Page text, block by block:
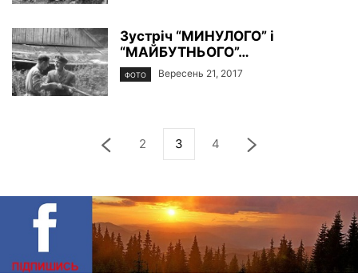
Зустріч “МИНУЛОГО” і
“МАЙБУТНЬОГО”…
ФОТО Вересень 21, 2017
2 3 4